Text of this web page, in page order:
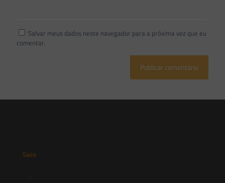
Salvar meus dados neste navegador para a próxima vez que eu
comentar.
Saes